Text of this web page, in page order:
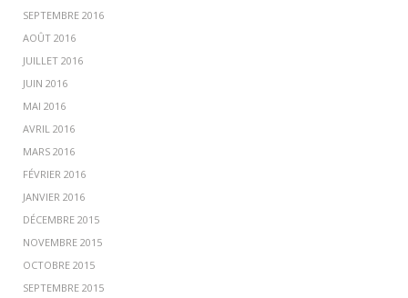
SEPTEMBRE 2016
AOÛT 2016
JUILLET 2016
JUIN 2016
MAI 2016
AVRIL 2016
MARS 2016
FÉVRIER 2016
JANVIER 2016
DÉCEMBRE 2015
NOVEMBRE 2015
OCTOBRE 2015
SEPTEMBRE 2015